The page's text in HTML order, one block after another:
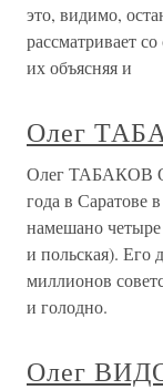
это, видимо,
рассматривает
их объясняя и
Олег
Олег ТАБАКОВ
года в Саратове
намешано четыре
и польская). Его
миллионов
и голодно.
Олег